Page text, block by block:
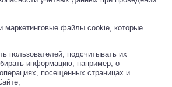
маркетинговые файлы cookie, которые
пользователей, подсчитывать их
информацию, например, о
посещенных страницах и